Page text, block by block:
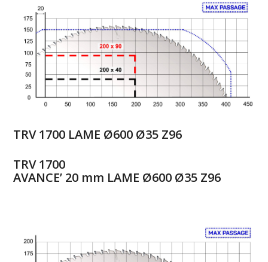
TRV 1700 LAME Ø600 Ø35 Z96
TRV 1700
AVANCE’ 20 mm LAME Ø600 Ø35 Z96